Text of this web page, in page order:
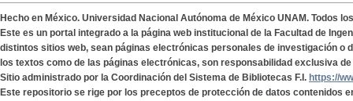
Hecho en México. Universidad Nacional Autónoma de México UNAM. Todos
Este es un portal integrado a la página web institucional de la Facultad de
distintos sitios web, sean páginas electrónicas personales de investigación o
los textos como de las páginas electrónicas, son responsabilidad exclusiva
Sitio administrado por la Coordinación del Sistema de Bibliotecas F.I. https://
Este repositorio se rige por los preceptos de protección de datos contenidos